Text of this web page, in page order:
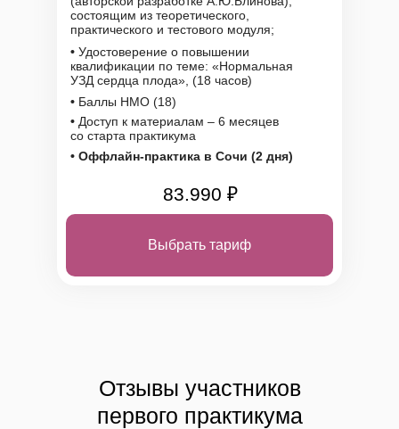
Выбрать тариф
состоящим из теоретического,
практического и тестового модуля;
• Удостоверение о повышении
квалификации по теме: «Нормальная
УЗД сердца плода», (18 часов)
• Баллы НМО (18)
• Оффлайн-практика в Сочи (2 дня)
83.990 ₽
• Доступ к материалам – 6 месяцев
со старта практикума
Отзывы участников
первого практикума